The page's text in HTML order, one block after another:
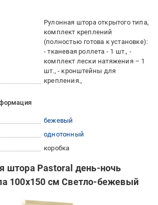
Рулонная штора открытого типа,
комплект креплений
(полностью готова к установке):
- тканевая роллета - 1 шт., -
комплект лески натяжения – 1
шт., - кронштейны для
крепления.,
бежевый
однотонный
коробка
штора Pastoral день-ночь
100х150 см Светло-бежевый